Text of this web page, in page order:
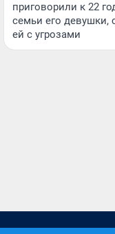
приговорили к 22
семьи его девушки,
ей с угрозами